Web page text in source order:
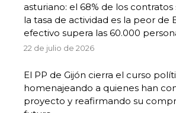
asturiano: el 68% de los
la tasa de actividad es la peor de
efectivo supera las 60.000
22 de julio de 2026
El PP de Gijón cierra el curso
homenajeando a quienes han
proyecto y reafirmando su